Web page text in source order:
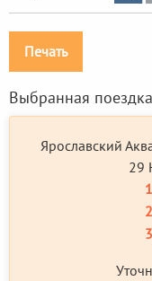
Печать
Выбранная
Ярославский
29